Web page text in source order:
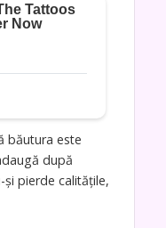
băutura este
după
pierde calitățile,